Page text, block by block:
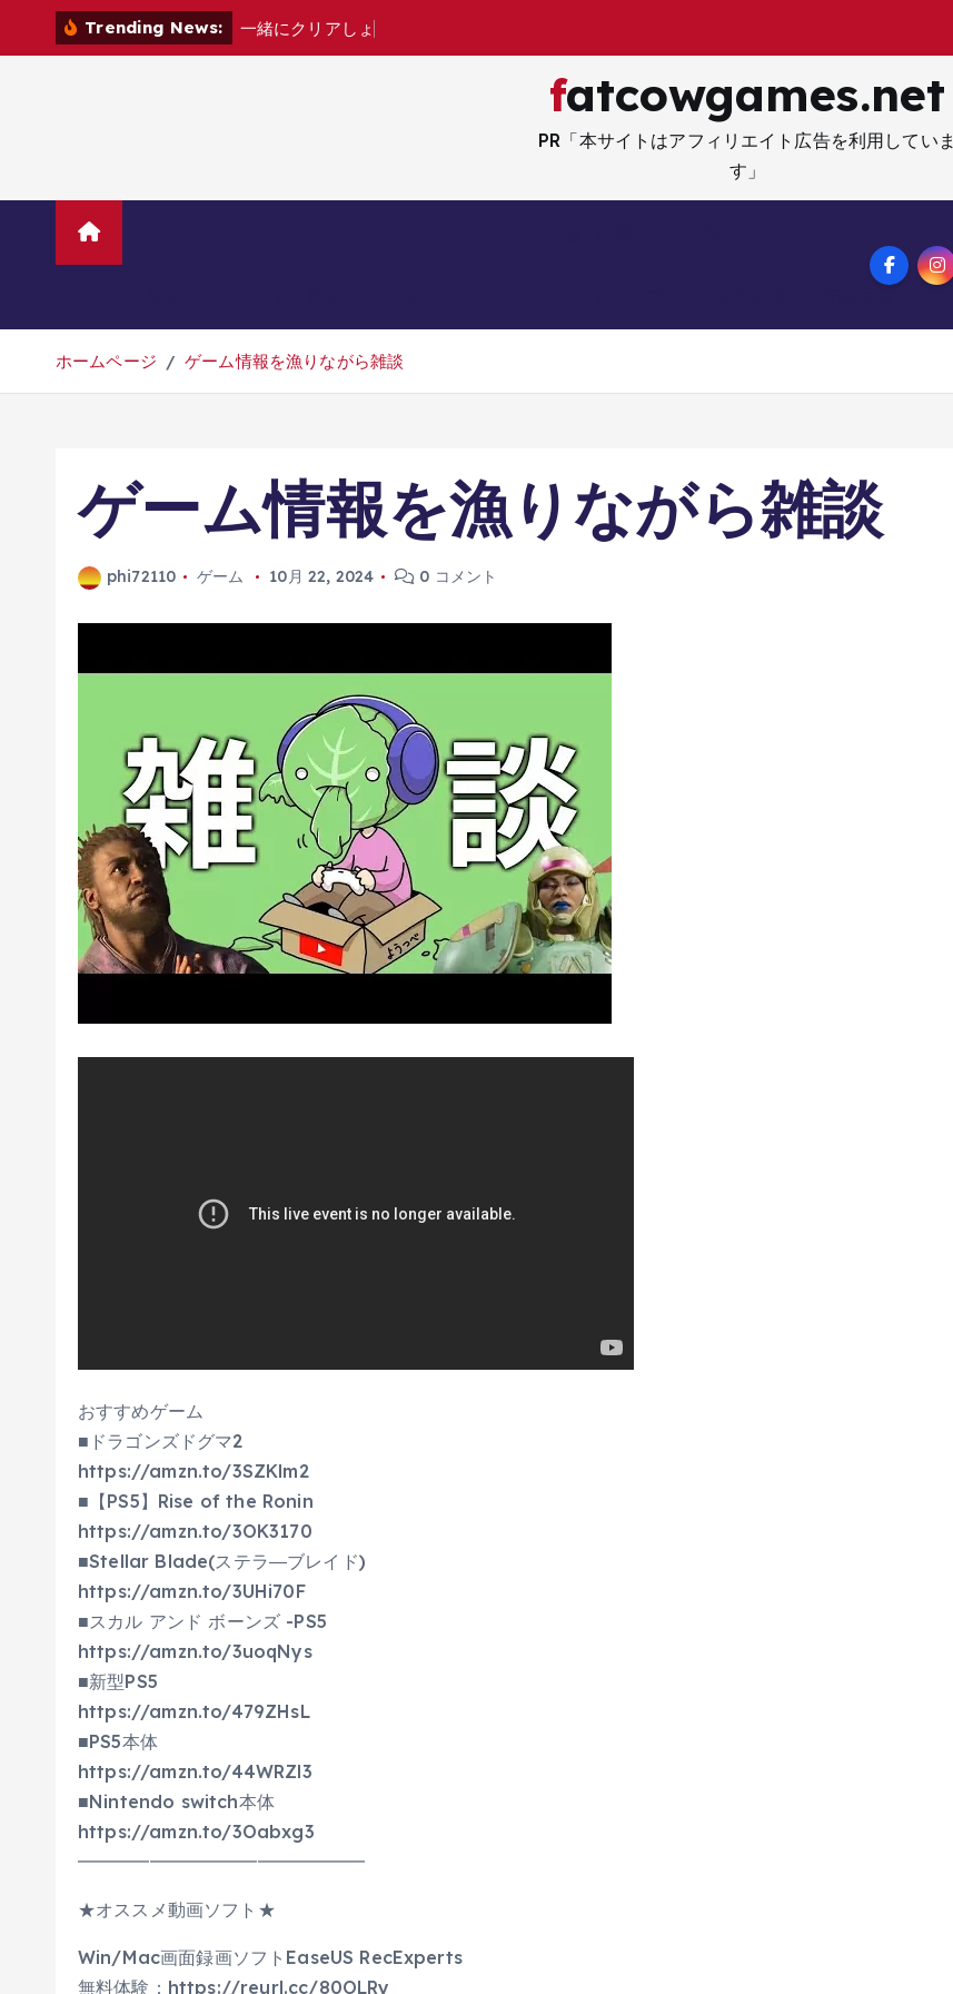
Trending News: 一緒に ク リ ア し ょ
fatcowgames.net
PR「本サイトはアフィリエイト広告を利用していま
す」
ホームページ ゲーム情報を漁りながら雑談
ゲーム情報を漁りながら雑談
phi72110 ゲーム 10月 22, 2024 0 コメント
おすすめゲーム
■ドラゴンズドグマ2
https://amzn.to/3SZKlm2
■【PS5】Rise of the Ronin
https://amzn.to/3OK3170
■Stellar Blade(ステラ―ブレイド)
https://amzn.to/3UHi70F
■スカル アンド ボーンズ -PS5
https://amzn.to/3uoqNys
■新型PS5
https://amzn.to/479ZHsL
■PS5本体
https://amzn.to/44WRZl3
■Nintendo switch本体
https://amzn.to/3Oabxg3
━━━━━━━━━━━━━━━━
★オススメ動画ソフト★
Win/Mac画面録画ソフトEaseUS RecExperts
無料体験：https://reurl.cc/80OLRy